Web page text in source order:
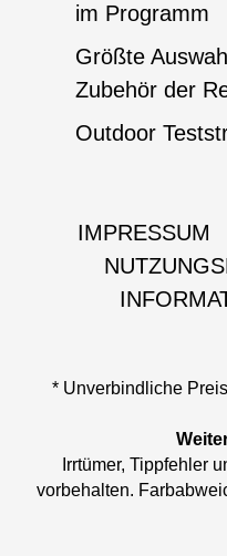
im Programm
Größte
Zubehör der
Outdoor
IMPRESSUM
* Unverbindliche
Irrtümer, Tippfehler
vorbehalten.